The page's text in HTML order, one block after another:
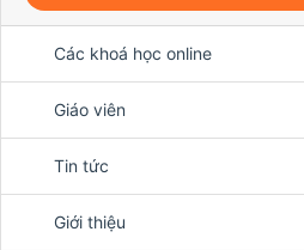
Các khoá học online
Giáo viên
Tin tức
Giới thiệu